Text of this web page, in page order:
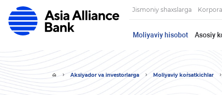
Jismoniy shaxslarga
Moliyaviy hisobot Asosiy
Aksiyador va investorlarga Moliyaviy ko`rsatkichlar